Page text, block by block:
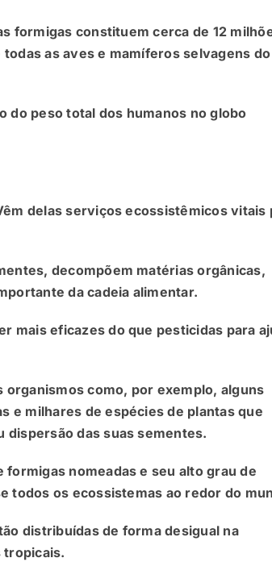
formigas constituem cerca de 12
as aves e mamíferos selvagens do
do peso total dos humanos no globo
delas serviços ecossistêmicos vitais
decompõem matérias orgânicas,
da cadeia alimentar.
mais eficazes do que pesticidas para
como, por exemplo, alguns
e milhares de espécies de plantas que
dispersão das suas sementes.
nomeadas e seu alto grau de
todos os ecossistemas ao redor do
distribuídas de forma desigual na
tropicais.